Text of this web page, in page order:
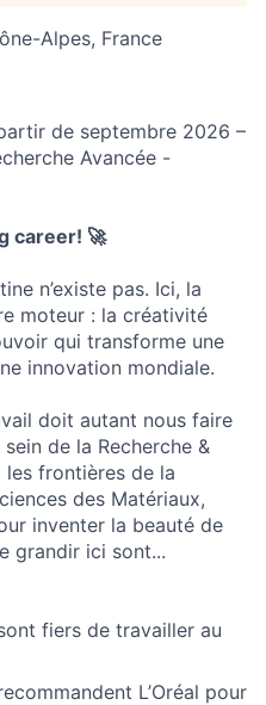
Alpes, France
de septembre 2026 –
Avancée -
career! 🚀
n’existe pas. Ici, la
moteur : la créativité
qui transforme une
innovation mondiale.
doit autant nous faire
de la Recherche &
frontières de la
des Matériaux,
inventer la beauté de
grandir ici sont...
fiers de travailler au
L’Oréal pour